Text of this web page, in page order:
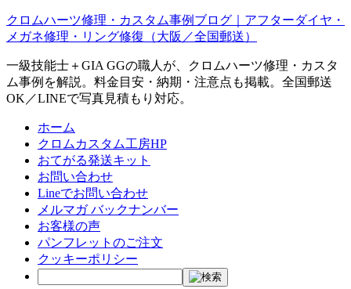
クロムハーツ修理・カスタム事例ブログ｜アフターダイヤ・
メガネ修理・リング修復（大阪／全国郵送）
一級技能士＋GIA GGの職人が、クロムハーツ修理・カスタ
ム事例を解説。料金目安・納期・注意点も掲載。全国郵送
OK／LINEで写真見積もり対応。
ホーム
クロムカスタム工房HP
おてがる発送キット
お問い合わせ
Lineでお問い合わせ
メルマガ バックナンバー
お客様の声
パンフレットのご注文
クッキーポリシー